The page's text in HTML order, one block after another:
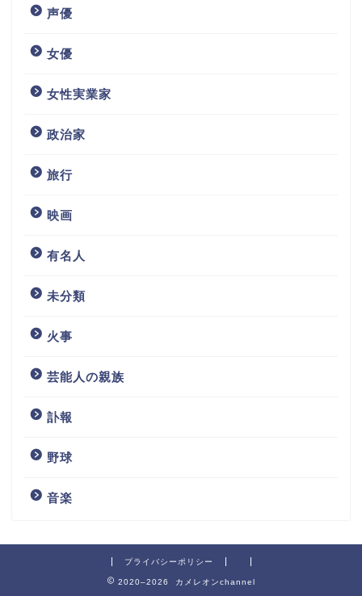
声優
女優
女性実業家
政治家
旅行
映画
有名人
未分類
火事
芸能人の親族
訃報
野球
音楽
プライバシーポリシー
2020–2026 カメレオンchannel